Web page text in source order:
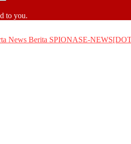
to you.
SPIONASE-